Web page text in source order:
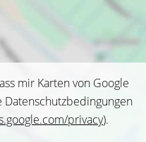
mir Karten von Google
Datenschutzbedingungen
privacy).